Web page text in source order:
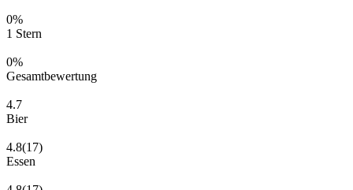
0%
1 Stern
0%
Gesamtbewertung
4.7
Bier
4.8(17)
Essen